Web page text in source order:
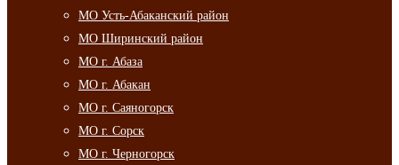
МО Усть-Абаканский район
МО Ширинский район
МО г. Абаза
МО г. Абакан
МО г. Саяногорск
МО г. Сорск
МО г. Черногорск